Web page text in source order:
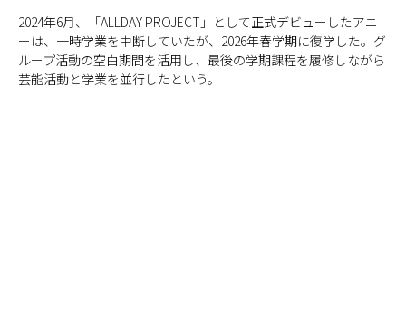
2024年6月、「ALLDAY PROJECT」として正式デビューしたアニ
ーは、一時学業を中断していたが、2026年春学期に復学した。グ
ループ活動の空白期間を活用し、最後の学期課程を履修しながら
芸能活動と学業を並行したという。